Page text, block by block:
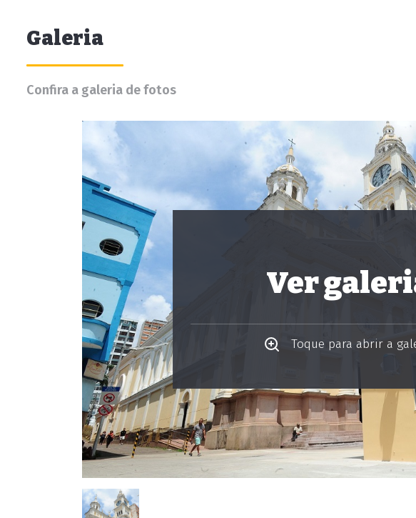
Galeria
Confira a galeria de fotos
Ver
Toque para abrir a